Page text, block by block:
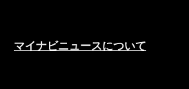
マイナビニュースについて